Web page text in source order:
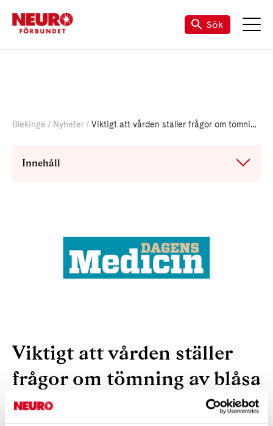
Om Neuro Blekinge
Sök
Blekinge Nyheter Viktigt att vården ställer frågor om tömning av blåsa och tarm
Innehåll
Viktigt att vården ställer
frågor om tömning av blåsa
och tarm